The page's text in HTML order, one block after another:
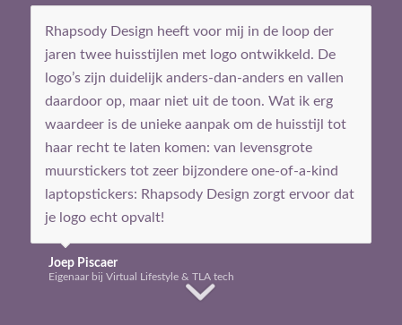
Rhapsody Design heeft voor mij in de loop der
jaren twee huisstijlen met logo ontwikkeld. De
logo’s zijn duidelijk anders-dan-anders en vallen
daardoor op, maar niet uit de toon. Wat ik erg
waardeer is de unieke aanpak om de huisstijl tot
haar recht te laten komen: van levensgrote
muurstickers tot zeer bijzondere one-of-a-kind
laptopstickers: Rhapsody Design zorgt ervoor dat
je logo echt opvalt!
Joep Piscaer
Eigenaar bij Virtual Lifestyle & TLA tech